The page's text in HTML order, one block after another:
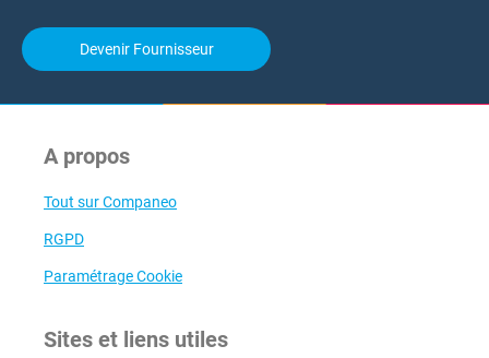
Devenir Fournisseur
A propos
Tout sur Companeo
RGPD
Paramétrage Cookie
Sites et liens utiles